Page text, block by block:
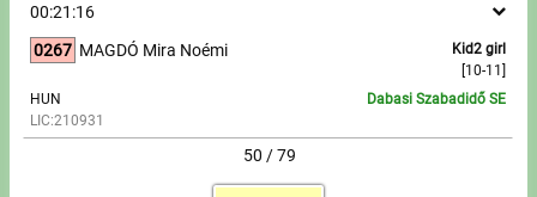
00:21:16
0267
Kid2 girl
[10-11]
MAGDÓ Mira Noémi
HUN
LIC:210931
Dabasi Szabadidő SE
50 / 79